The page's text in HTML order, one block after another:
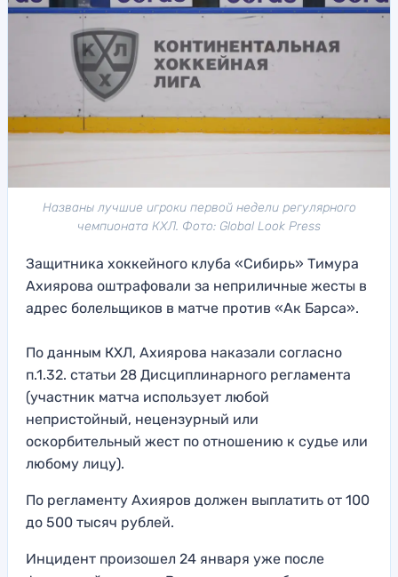
Названы лучшие игроки первой недели регулярного
чемпионата КХЛ. Фото: Global Look Press
Защитника хоккейного клуба «Сибирь» Тимура
Ахиярова оштрафовали за неприличные жесты в
адрес болельщиков в матче против «Ак Барса».
По данным КХЛ, Ахиярова наказали согласно
п.1.32. статьи 28 Дисциплинарного регламента
(участник матча использует любой
непристойный, нецензурный или
оскорбительный жест по отношению к судье или
любому лицу).
По регламенту Ахияров должен выплатить от 100
до 500 тысяч рублей.
Инцидент произошел 24 января уже после